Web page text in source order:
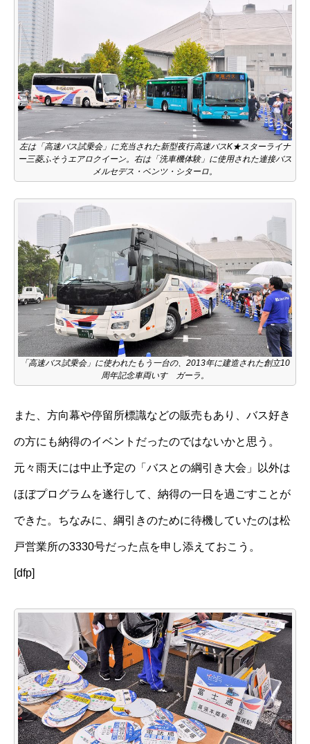
左は「高速バス試乗会」に充当された新型夜行高速バスK★スターライナ
ー三菱ふそうエアロクイーン。右は「洗車機体験」に使用された連接バス
メルセデス・ベンツ・シターロ。
「高速バス試乗会」に使われたもう一台の、2013年に建造された創立10
周年記念車両いすゞガーラ。
また、方向幕や停留所標識などの販売もあり、バス好き
の方にも納得のイベントだったのではないかと思う。
元々雨天には中止予定の「バスとの綱引き大会」以外は
ほぼプログラムを遂行して、納得の一日を過ごすことが
できた。ちなみに、綱引きのために待機していたのは松
戸営業所の3330号だった点を申し添えておこう。
[dfp]